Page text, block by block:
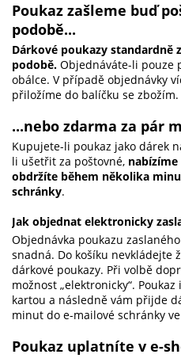
Poukaz zašleme buď
podobě...
Dárkové poukazy standardně
podobě. Objednáváte-li pouze
obálce. V případě objednávky
přiložíme do balíčku se zbožím.
...nebo zdarma za pár
Kupujete-li poukaz jako dárek
li ušetřit za poštovné,
obdržíte během několika
schránky.
Jak objednat elektronicky
Objednávka poukazu
snadná. Do košíku nevkládejte
dárkové poukazy. Při volbě
možnost „elektronicky“.
kartou a následně vám přijde
minut do e-mailové schránky
Poukaz uplatníte v e-